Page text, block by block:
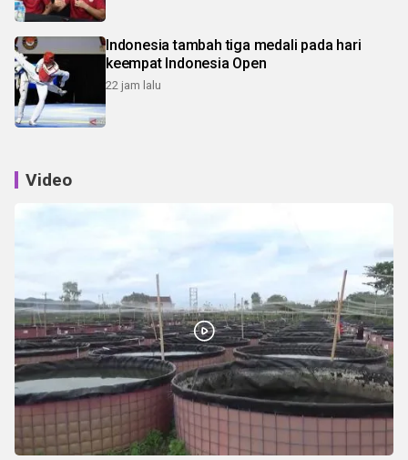
Indonesia tambah tiga medali pada hari
keempat Indonesia Open
22 jam lalu
Video